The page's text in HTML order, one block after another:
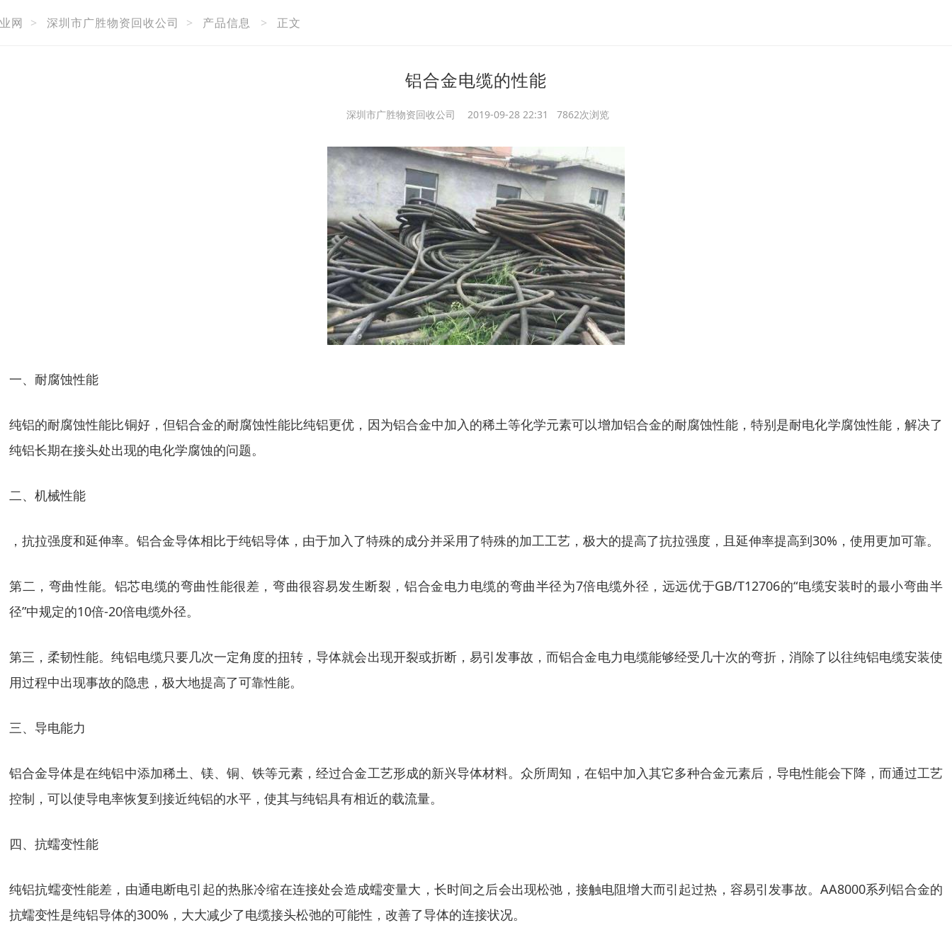
网 > 深圳市广胜物资回收公司 > 产品信息 > 正文
铝合金电缆的性能
深圳市广胜物资回收公司 2019-09-28 22:31 7862次浏览
一、耐腐蚀性能
纯铝的耐腐蚀性能比铜好，但铝合金的耐腐蚀性能比纯铝更优，因为铝合金中加入的稀土等化学元素可以增加铝合金的耐腐蚀性能，特别是耐电化学腐蚀性能，解决了
纯铝长期在接头处出现的电化学腐蚀的问题。
二、机械性能
，抗拉强度和延伸率。铝合金导体相比于纯铝导体，由于加入了特殊的成分并采用了特殊的加工工艺，极大的提高了抗拉强度，且延伸率提高到30%，使用更加可靠。
第二，弯曲性能。铝芯电缆的弯曲性能很差，弯曲很容易发生断裂，铝合金电力电缆的弯曲半径为7倍电缆外径，远远优于GB/T12706的“电缆安装时的最小弯曲半
径”中规定的10倍-20倍电缆外径。
第三，柔韧性能。纯铝电缆只要几次一定角度的扭转，导体就会出现开裂或折断，易引发事故，而铝合金电力电缆能够经受几十次的弯折，消除了以往纯铝电缆安装使
用过程中出现事故的隐患，极大地提高了可靠性能。
三、导电能力
铝合金导体是在纯铝中添加稀土、镁、铜、铁等元素，经过合金工艺形成的新兴导体材料。众所周知，在铝中加入其它多种合金元素后，导电性能会下降，而通过工艺
控制，可以使导电率恢复到接近纯铝的水平，使其与纯铝具有相近的载流量。
四、抗蠕变性能
纯铝抗蠕变性能差，由通电断电引起的热胀冷缩在连接处会造成蠕变量大，长时间之后会出现松弛，接触电阻增大而引起过热，容易引发事故。AA8000系列铝合金的
抗蠕变性是纯铝导体的300%，大大减少了电缆接头松弛的可能性，改善了导体的连接状况。